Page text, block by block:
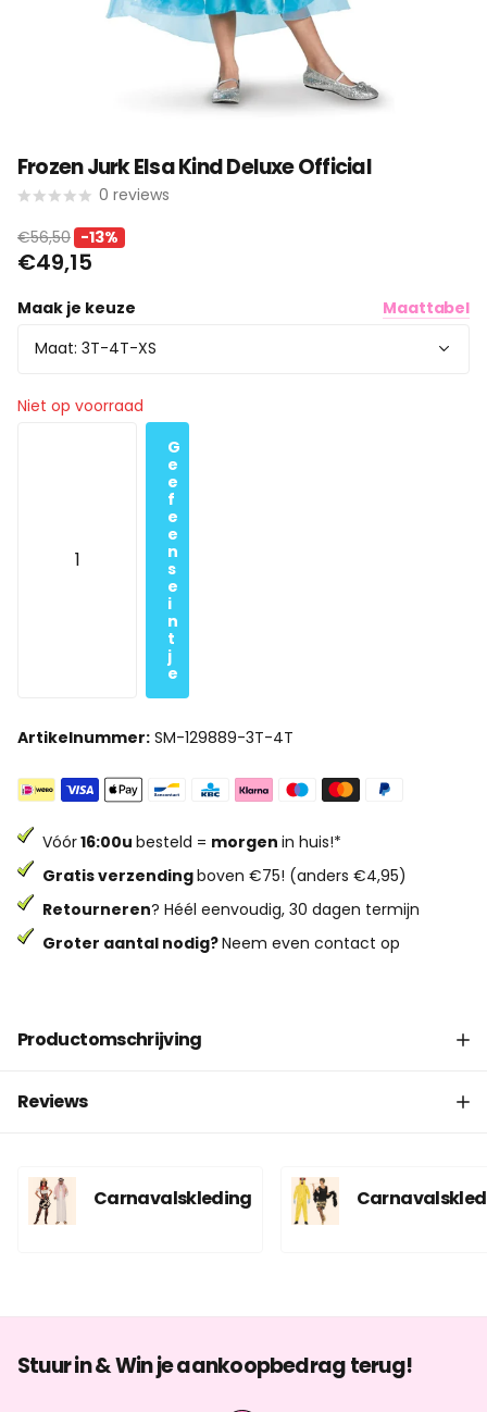
Frozen Jurk Elsa Kind Deluxe Official
0 reviews
€56,50 -13%
€49,15
Maak je keuze Maattabel
Niet op voorraad
G
e
e
f
e
e
n
s
e
i
n
t
j
e
Artikelnummer: SM-129889-3T-4T
Vóór16:00u besteld = morgen in huis!*
Gratis verzendingboven €75! (anders €4,95)
Retourneren? Héél eenvoudig, 30 dagen termijn
Groter aantal nodig?Neem even contact op
Productomschrijving
Reviews
Carnavalskleding
Stuur in & Win je aankoopbedrag terug!